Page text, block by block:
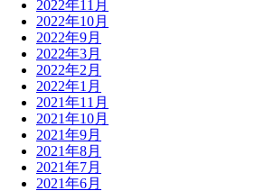
2022年11月
2022年10月
2022年9月
2022年3月
2022年2月
2022年1月
2021年11月
2021年10月
2021年9月
2021年8月
2021年7月
2021年6月